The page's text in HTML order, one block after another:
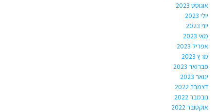
אוגוסט 2023
יולי 2023
יוני 2023
מאי 2023
אפריל 2023
מרץ 2023
פברואר 2023
ינואר 2023
דצמבר 2022
נובמבר 2022
אוקטובר 2022